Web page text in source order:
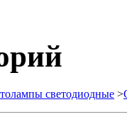
светодиодные >